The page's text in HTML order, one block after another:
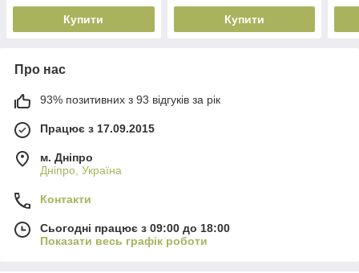
Купити Купити
Про нас
93% позитивних з 93 відгуків за рік
Працює з 17.09.2015
м. Дніпро
Дніпро, Україна
Контакти
Сьогодні працює з 09:00 до 18:00
Показати весь графік роботи